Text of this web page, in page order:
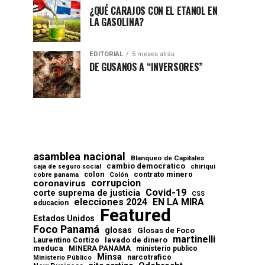
¿QUÉ CARAJOS CON EL ETANOL EN
LA GASOLINA?
EDITORIAL 5 meses atrás
DE GUSANOS A “INVERSORES”
asamblea nacional Blanqueo de Capitales
caja de seguro social cambio democratico chiriqui
cobre panama colon Colón contrato minero
coronavirus corrupcion
corte suprema de justicia Covid-19 CSS
educacion elecciones 2024 EN LA MIRA
Estados Unidos Featured
Foco Panamá glosas Glosas de Foco
Laurentino Cortizo lavado de dinero martinelli
meduca MINERA PANAMA ministerio publico
Ministerio Público Minsa
narcotrafico